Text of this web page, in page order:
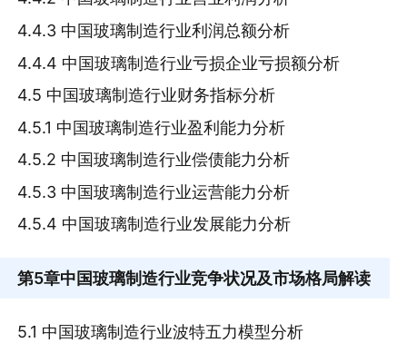
4.4.3 中国玻璃制造行业利润总额分析
4.4.4 中国玻璃制造行业亏损企业亏损额分析
4.5 中国玻璃制造行业财务指标分析
4.5.1 中国玻璃制造行业盈利能力分析
4.5.2 中国玻璃制造行业偿债能力分析
4.5.3 中国玻璃制造行业运营能力分析
4.5.4 中国玻璃制造行业发展能力分析
第5章中国玻璃制造行业竞争状况及市场格局解读
5.1 中国玻璃制造行业波特五力模型分析